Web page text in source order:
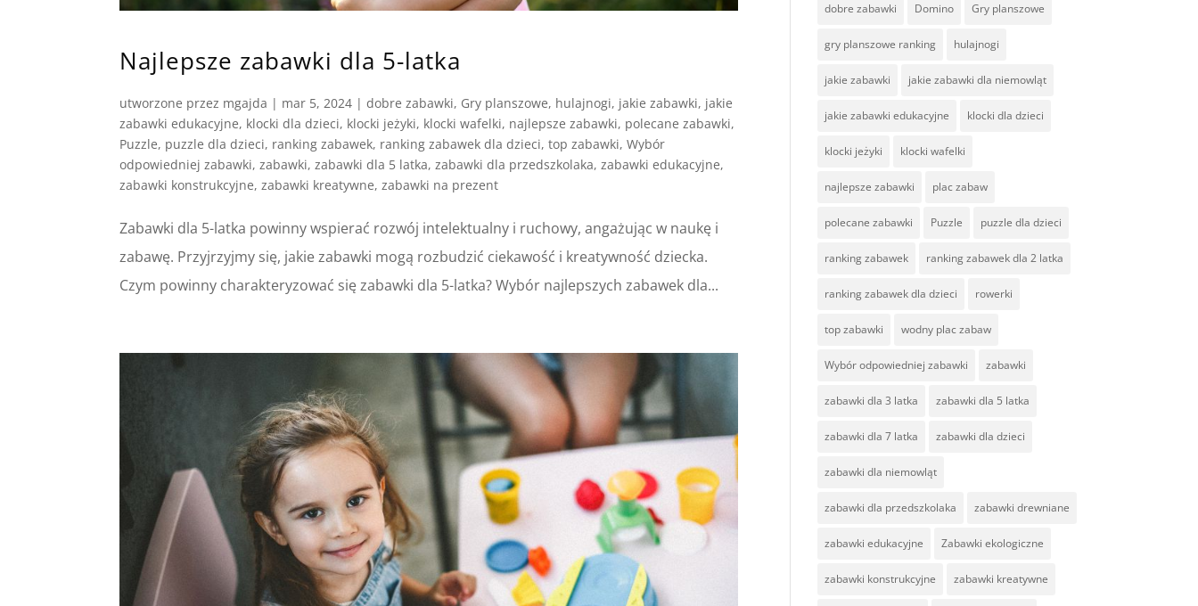
Najlepsze zabawki dla 5-latka
utworzone przez mgajda | mar 5, 2024 |dobre zabawki, Gry planszowe, hulajnogi, jakie zabawki, jakie
zabawki edukacyjne, klocki dla dzieci, klocki jeżyki, klocki wafelki, najlepsze zabawki, polecane zabawki,
Puzzle, puzzle dla dzieci, ranking zabawek, ranking zabawek dla dzieci,top zabawki,Wybór
odpowiedniej zabawki,zabawki,zabawki dla 5 latka,zabawki dla przedszkolaka,zabawki edukacyjne,
zabawki konstrukcyjne,zabawki kreatywne,zabawki na prezent
Zabawki dla 5-latka powinny wspierać rozwój intelektualny i ruchowy, angażując w naukę i
zabawę. Przyjrzyjmy się, jakie zabawki mogą rozbudzić ciekawość i kreatywność dziecka.
Czym powinny charakteryzować się zabawki dla 5-latka? Wybór najlepszych zabawek dla...
dobre zabawki Domino Gry planszowe
gry planszowe ranking hulajnogi
jakie zabawki jakie zabawki dla niemowląt
jakie zabawki edukacyjne klocki dla dzieci
klocki jeżyki klocki wafelki
najlepsze zabawki plac zabaw
polecane zabawki Puzzle puzzle dla dzieci
ranking zabawek ranking zabawek dla 2 latka
ranking zabawek dla dzieci rowerki
top zabawki wodny plac zabaw
Wybór odpowiedniej zabawki zabawki
zabawki dla 3 latka zabawki dla 5 latka
zabawki dla 7 latka zabawki dla dzieci
zabawki dla niemowląt
zabawki dla przedszkolaka zabawki drewniane
zabawki edukacyjne Zabawki ekologiczne
zabawki konstrukcyjne zabawki kreatywne